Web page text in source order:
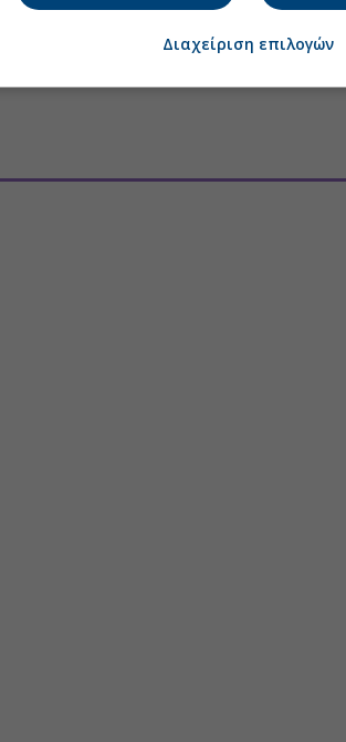
Διαχείριση επιλογών